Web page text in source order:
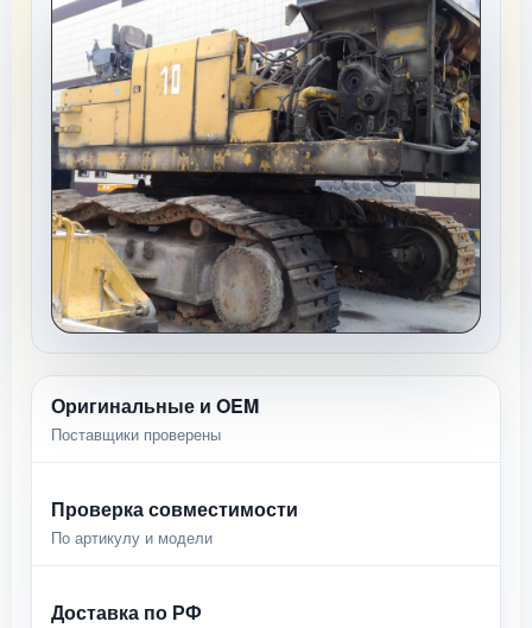
Оригинальные и OEM
Поставщики проверены
Проверка совместимости
По артикулу и модели
Доставка по РФ